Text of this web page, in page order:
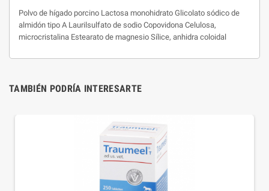
Polvo de hígado porcino Lactosa monohidrato Glicolato sódico de
almidón tipo A Laurilsulfato de sodio Copovidona Celulosa,
microcristalina Estearato de magnesio Sílice, anhidra coloidal
TAMBIÉN PODRÍA INTERESARTE